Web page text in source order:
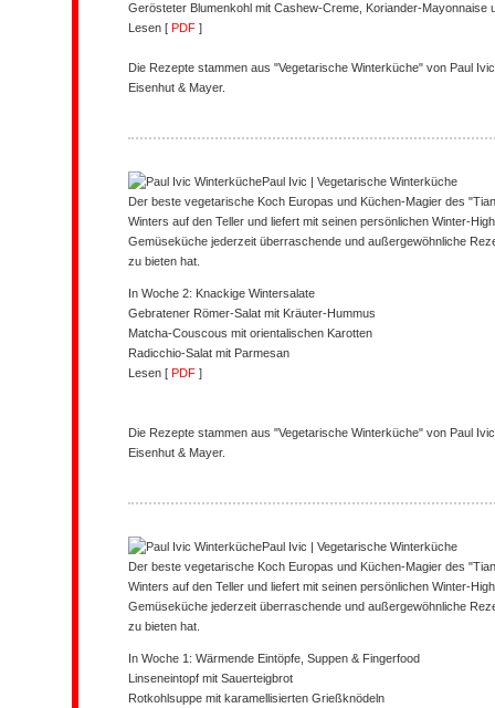
Gerösteter Blumenkohl mit Cashew-Creme, Koriander-Mayonnaise
Lesen [ PDF ]
Die Rezepte stammen aus "Vegetarische Winterküche" von Paul
Eisenhut & Mayer.
Paul Ivic | Vegetarische Winterküche
Der beste vegetarische Koch Europas und Küchen-Magier des
Winters auf den Teller und liefert mit seinen persönlichen Winter-
Gemüseküche jederzeit überraschende und außergewöhnliche
zu bieten hat.
In Woche 2: Knackige Wintersalate
Gebratener Römer-Salat mit Kräuter-Hummus
Matcha-Couscous mit orientalischen Karotten
Radicchio-Salat mit Parmesan
Lesen [ PDF ]
Die Rezepte stammen aus "Vegetarische Winterküche" von Paul
Eisenhut & Mayer.
Paul Ivic | Vegetarische Winterküche
Der beste vegetarische Koch Europas und Küchen-Magier des
Winters auf den Teller und liefert mit seinen persönlichen Winter-
Gemüseküche jederzeit überraschende und außergewöhnliche
zu bieten hat.
In Woche 1: Wärmende Eintöpfe, Suppen & Fingerfood
Linseneintopf mit Sauerteigbrot
Rotkohlsuppe mit karamellisierten Grießknödeln